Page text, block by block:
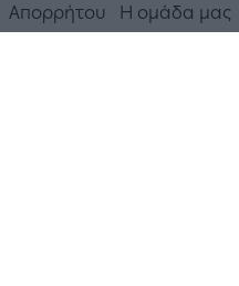
Απορρήτου
Η ομάδα μας